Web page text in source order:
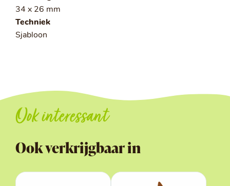
34 x 26 mm
Techniek
Sjabloon
Ook interessant
Ook verkrijgbaar in